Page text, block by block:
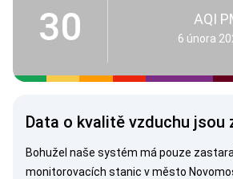
30 AQI
6 února
Data o kvalitě vzduchu jsou
Bohužel naše systém má pouze
monitorovacích stanic v město